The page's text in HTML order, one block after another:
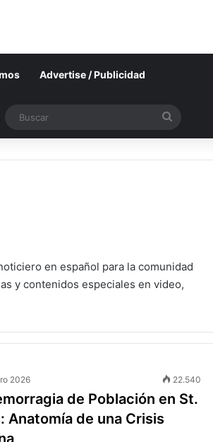
Advertise / Publicidad
lateral
Switch skin
en español para la comunidad
y contenidos especiales en video,
2026 22.540
de Población en St.
Anatomía de una Crisis